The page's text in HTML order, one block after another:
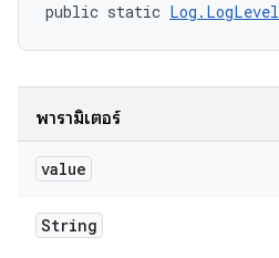
public static Log.LogLevel
พารามิเตอร์
value
String